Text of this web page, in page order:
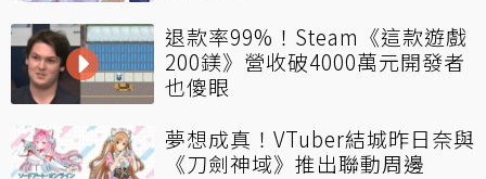
退款率99%！Steam《這款遊戲
200鎂》營收破4000萬元開發者
也傻眼
夢想成真！VTuber結城昨日奈與
《刀劍神域》推出聯動周邊